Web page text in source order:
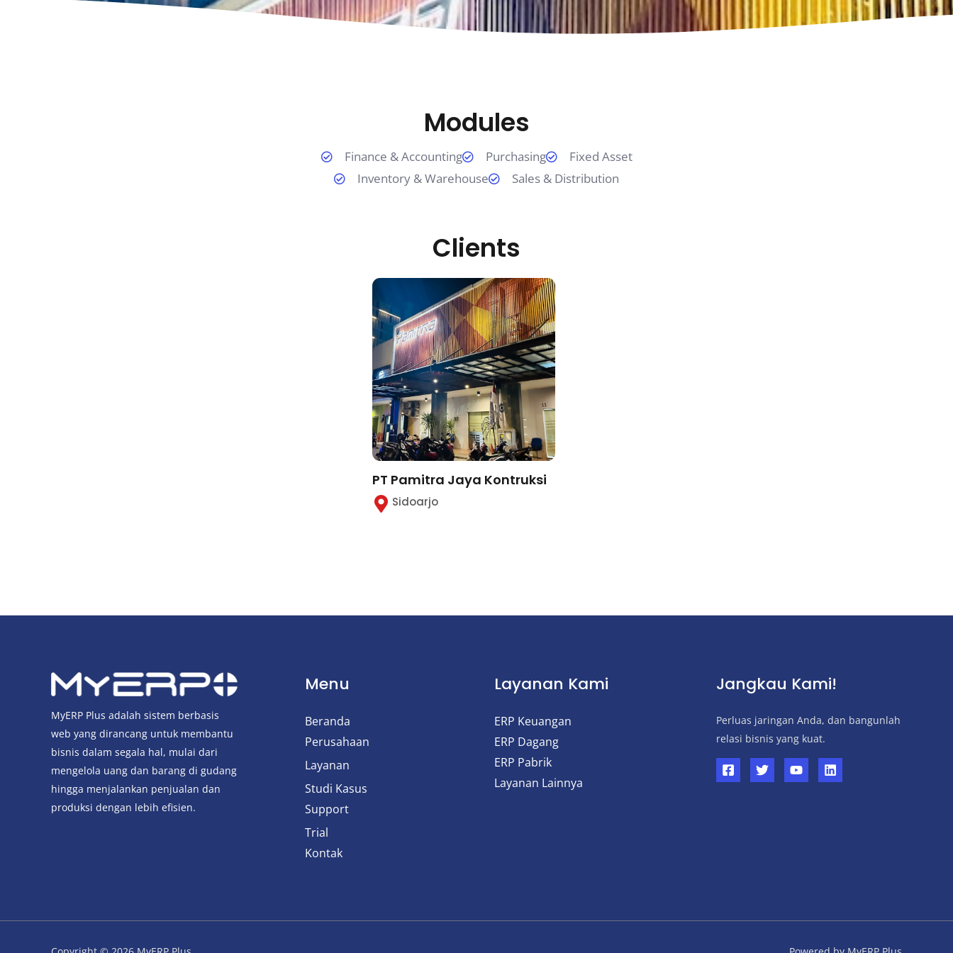
Modules
Finance & Accounting Purchasing
Fixed Asset
Inventory & Warehouse
Sales & Distribution
Clients
PT Pamitra Jaya Kontruksi
Sidoarjo
MyERP Plus adalah sistem berbasis
web yang dirancang untuk membantu
bisnis dalam segala hal, mulai dari
mengelola uang dan barang di gudang
hingga menjalankan penjualan dan
produksi dengan lebih efisien.
Menu
Beranda
Perusahaan
Layanan
Studi Kasus
Support
Trial
Kontak
Layanan Kami
ERP Keuangan
ERP Dagang
ERP Pabrik
Layanan Lainnya
Jangkau Kami!
Perluas jaringan Anda, dan bangunlah
relasi bisnis yang kuat.